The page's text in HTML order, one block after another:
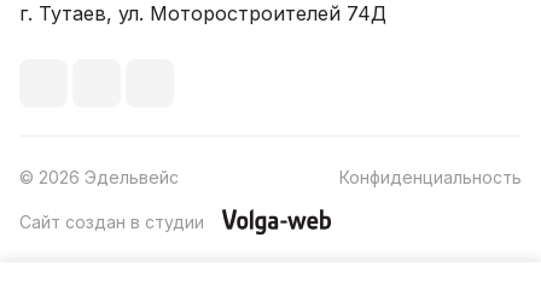
г. Тутаев, ул. Моторостроителей 74Д
© 2026 Эдельвейс Конфиденциальность
Сайт создан в студии